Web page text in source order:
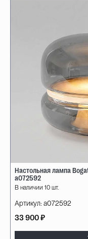
Настольная лампа
a072592
В наличии 10 шт.
Артикул: a072592
33 900 ₽